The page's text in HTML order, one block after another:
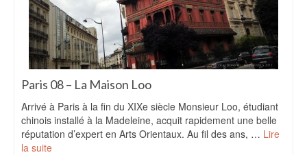
Paris 08 – La Maison Loo
Arrivé à Paris à la fin du XIXe siècle Monsieur Loo, étudiant
chinois installé à la Madeleine, acquit rapidement une belle
réputation d’expert en Arts Orientaux. Au fil des ans, … Lire
la suite